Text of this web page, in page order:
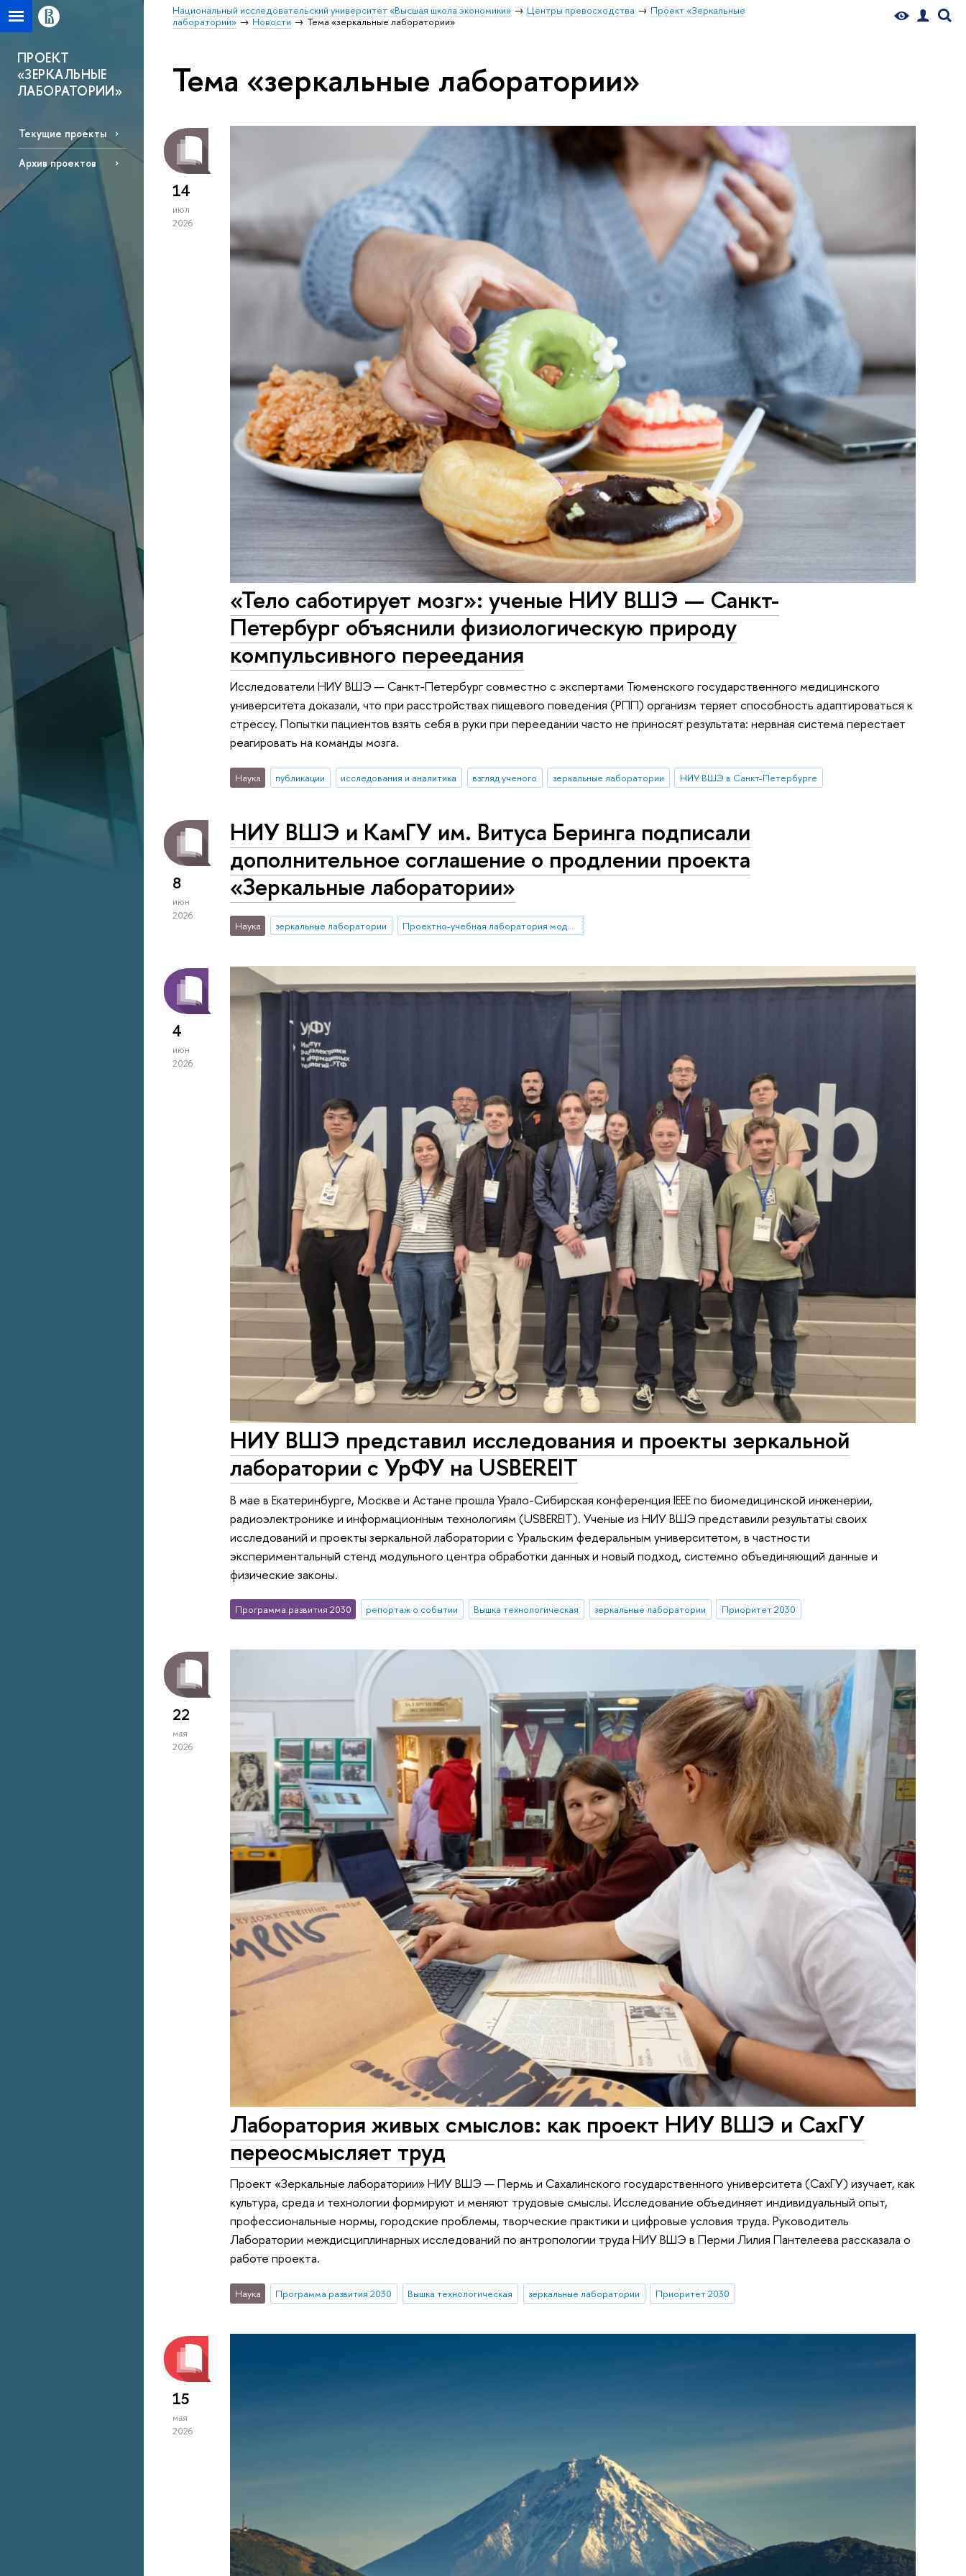
Национальный исследовательский университет «Высшая школа экономики» Центры превосходства
Проект «Зеркальные
лаборатории»
Новости Тема «зеркальные лаборатории»
ПРОЕКТ
«ЗЕРКАЛЬНЫЕ
ЛАБОРАТОРИИ»
Текущие проекты
Архив проектов
Тема «зеркальные лаборатории»
14
июл
2026
«Тело саботирует мозг»: ученые НИУ ВШЭ — Санкт-
Петербург объяснили физиологическую природу
компульсивного переедания
Исследователи НИУ ВШЭ — Санкт-Петербург совместно с экспертами Тюменского государственного медицинского
университета доказали, что при расстройствах пищевого поведения (РПП) организм теряет способность адаптироваться к
стрессу. Попытки пациентов взять себя в руки при переедании часто не приносят результата: нервная система перестает
реагировать на команды мозга.
Наука публикации исследования и аналитика взгляд ученого зеркальные лаборатории НИУ ВШЭ в Санкт-Петербурге
8
июн
2026
НИУ ВШЭ и КамГУ им. Витуса Беринга подписали
дополнительное соглашение о продлении проекта
«Зеркальные лаборатории»
Наука зеркальные лаборатории
4
июн
2026
НИУ ВШЭ представил исследования и проекты зеркальной
лаборатории с УрФУ на USBEREIT
В мае в Екатеринбурге, Москве и Астане прошла Урало-Сибирская конференция IEEE по биомедицинской инженерии,
радиоэлектронике и информационным технологиям (USBEREIT). Ученые из НИУ ВШЭ представили результаты своих
исследований и проекты зеркальной лаборатории с Уральским федеральным университетом, в частности
экспериментальный стенд модульного центра обработки данных и новый подход, системно объединяющий данные и
физические законы.
Программа развития 2030 репортаж о событии Вышка технологическая зеркальные лаборатории Приоритет 2030
22
мая
2026
Лаборатория живых смыслов: как проект НИУ ВШЭ и СахГУ
переосмысляет труд
Проект «Зеркальные лаборатории» НИУ ВШЭ — Пермь и Сахалинского государственного университета (СахГУ) изучает, как
культура, среда и технологии формируют и меняют трудовые смыслы. Исследование объединяет индивидуальный опыт,
профессиональные нормы, городские проблемы, творческие практики и цифровые условия труда. Руководитель
Лаборатории междисциплинарных исследований по антропологии труда НИУ ВШЭ в Перми Лилия Пантелеева рассказала о
работе проекта.
Наука Программа развития 2030 Вышка технологическая зеркальные лаборатории Приоритет 2030
15
мая
2026